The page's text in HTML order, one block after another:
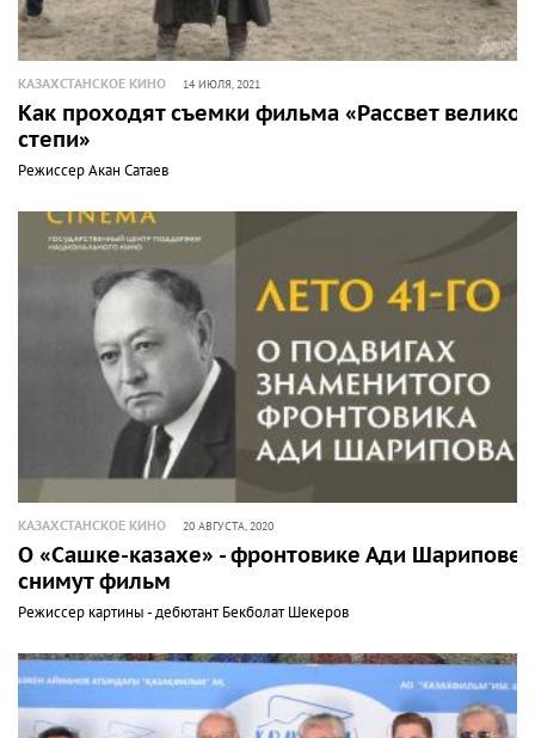
КАЗАХСТАНСКОЕ КИНО 14 ИЮЛЯ, 2021
Как проходят съемки фильма «Рассвет великой
степи»
Режиссер Акан Сатаев
КАЗАХСТАНСКОЕ КИНО 20 АВГУСТА, 2020
О «Сашке-казахе» - фронтовике Ади Шарипове
снимут фильм
Режиссер картины - дебютант Бекболат Шекеров